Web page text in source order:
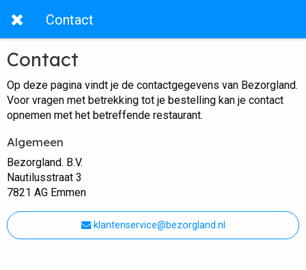
Contact
Contact
Op deze pagina vindt je de contactgegevens van Bezorgland.
Voor vragen met betrekking tot je bestelling kan je contact
opnemen met het betreffende restaurant.
Algemeen
Bezorgland. B.V.
Nautilusstraat 3
7821 AG Emmen
klantenservice@bezorgland.nl